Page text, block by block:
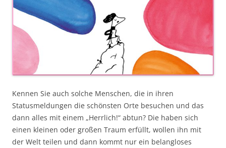
Kennen Sie auch solche Menschen, die in ihren
Statusmeldungen die schönsten Orte besuchen und das
dann alles mit einem „Herrlich!“ abtun? Die haben sich
einen kleinen oder großen Traum erfüllt, wollen ihn mit
der Welt teilen und dann kommt nur ein belangloses